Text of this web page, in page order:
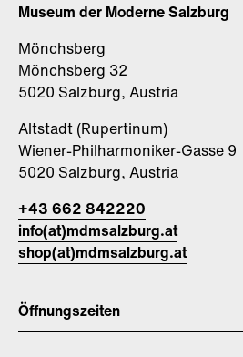
Museum der Moderne Salzburg
Mönchsberg
Mönchsberg 32
5020 Salzburg, Austria
Altstadt (Rupertinum)
Wiener-Philharmoniker-Gasse 9
5020 Salzburg, Austria
+43 662 842220
info(at)mdmsalzburg.at
shop(at)mdmsalzburg.at
Öffnungszeiten